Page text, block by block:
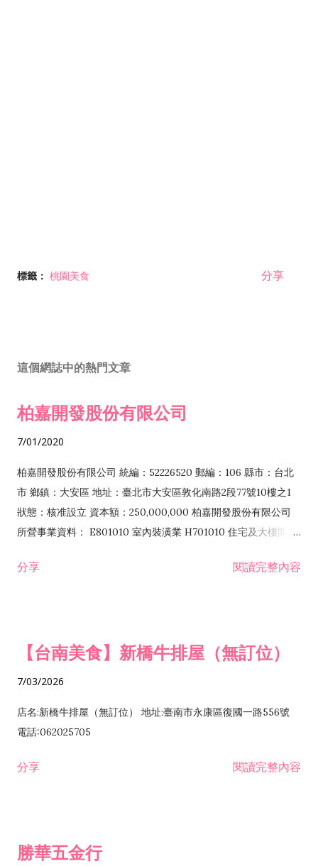
標籤： 桃園美食 分享
這個網誌中的熱門文章
柏嘉開發股份有限公司
7/01/2020
柏嘉開發股份有限公司 統編：52226520 郵編：106 縣市：台北
市 鄉鎮：大安區 地址：臺北市大安區敦化南路2段77號10樓之1
狀態：核准設立 資本額：250,000,000 柏嘉開發股份有限公司
所營事業資料： E801010 室內裝潢業 H701010 住宅及大樓開發
發業 H703090 不動產買賣業 H703100 不動產租賃業 I503010
分享 閱讀完整內容
【台南美食】新橋牛排屋（無訂位）
7/03/2026
店名:新橋牛排屋（無訂位） 地址:臺南市永康區復國一路556號
電話:062025705
分享 閱讀完整內容
勝華五金行